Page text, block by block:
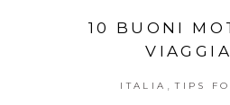
10 BUONI
ITALIA , TIPS